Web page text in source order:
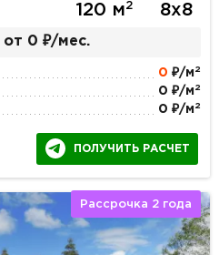
120 м2 8х8
от 0 ₽/мес.
0 ₽/м 2
0 ₽/м 2
0 ₽/м 2
ПОЛУЧИТЬ РАСЧЕТ
Рассрочка 2 года